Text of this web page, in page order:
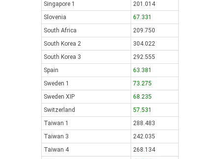
Singapore 1
201.014
Slovenia
67.331
South Africa
209.750
South Korea 2
304.022
South Korea 3
292.555
Spain
63.381
Sweden 1
73.275
Sweden XIP
68.235
Switzerland
57.531
Taiwan 1
288.483
Taiwan 3
242.035
Taiwan 4
268.134